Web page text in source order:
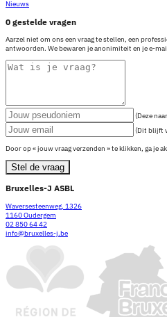
Nieuws
0 gestelde vragen
Aarzel niet om ons een vraag te stellen, een
antwoorden. We bewaren je anonimiteit en je e-
(Deze
(Dit blijft
Door op « jouw vraag verzenden » te klikken, ga je
Stel de vraag
Bruxelles-J ASBL
Waversesteenweg, 1326
1160 Oudergem
02 850 64 42
info@bruxelles-j.be